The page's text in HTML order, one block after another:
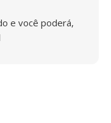
e você poderá,